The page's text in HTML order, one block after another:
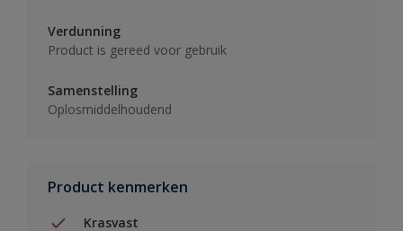
Verdunning
Product is gereed voor gebruik
Samenstelling
Oplosmiddelhoudend
Product kenmerken
Krasvast